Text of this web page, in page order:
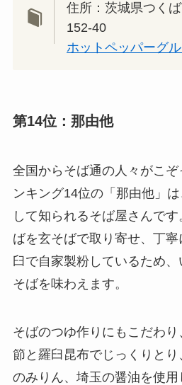
住所：茨城県つく
152-40
ホットペッパーグ
第14位：那由他
全国からそば通の人々がこ
ンキング14位の「那由他」
して知られるそば屋さんで
ばを玄そばで取り寄せ、丁
臼で自家製粉しているため
そばを味わえます。
そばのつゆ作りにもこだわ
節と羅臼昆布でじっくりと
のみりん、埼玉の醤油を使